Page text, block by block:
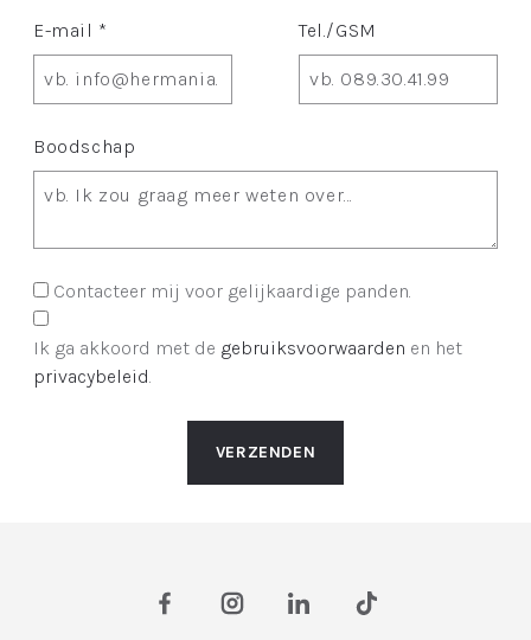
E-mail * Tel./GSM
Boodschap
Contacteer mij voor gelijkaardige panden.
Ik ga akkoord met de gebruiksvoorwaarden en het
privacybeleid.
VERZENDEN